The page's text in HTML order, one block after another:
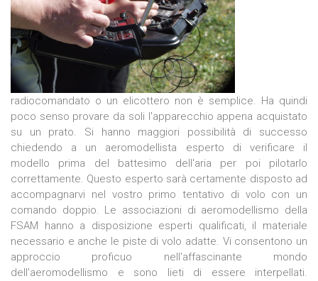
radiocomandato o un elicottero non è semplice. Ha quindi
poco senso provare da soli l'apparecchio appena acquistato
su un prato. Si hanno maggiori possibilità di successo
chiedendo a un aeromodellista esperto di verificare il
modello prima del battesimo dell'aria per poi pilotarlo
correttamente. Questo esperto sarà certamente disposto ad
accompagnarvi nel vostro primo tentativo di volo con un
comando doppio. Le associazioni di aeromodellismo della
FSAM hanno a disposizione esperti qualificati, il materiale
necessario e anche le piste di volo adatte. Vi consentono un
approccio proficuo nell'affascinante mondo
dell'aeromodellismo e sono lieti di essere interpellati.